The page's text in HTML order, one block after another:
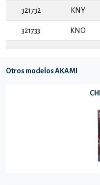
321732 KNY
321733 KNO
Otros modelos AKAMI